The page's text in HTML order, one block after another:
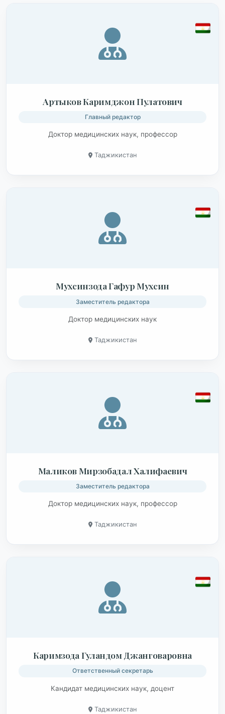
Артыков Каримджон Пулатович
Главный редактор
Доктор медицинских наук, профессор
Таджикистан
Мухсинзода Гафур Мухсин
Заместитель редактора
Доктор медицинских наук
Таджикистан
Маликов Мирзобадал Халифаевич
Заместитель редактора
Доктор медицинских наук, профессор
Таджикистан
Каримзода Гуландом Джанговаровна
Ответственный секретарь
Кандидат медицинских наук, доцент
Таджикистан